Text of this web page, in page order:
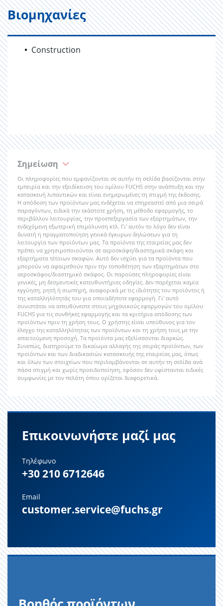
Βιομηχανίες
Construction
Σημείωση
Οι πληροφορίες που εμφανίζονται σε αυτήν τη σελίδα βασίζονται στην
εμπειρία και την εξειδίκευση του ομίλου FUCHS στην ανάπτυξη και την
κατασκευή λιπαντικών και είναι ενημερωμένες τη στιγμή της έκδοσης.
Η απόδοση των προϊόντων μας ενδέχεται να επηρεαστεί από μια σειρά
παραγόντων, ειδικά την εκάστοτε χρήση, τη μέθοδο εφαρμογής, το
περιβάλλον λειτουργίας, την προεπεξεργασία των εξαρτημάτων, την
ενδεχόμενη εξωτερική επιμόλυνση κτλ. Γι' αυτόν το λόγο δεν είναι
δυνατή η πραγματοποίηση γενικά έγκυρων δηλώσεων για τη
λειτουργία των προϊόντων μας. Τα προϊόντα της εταιρείας μας δεν
πρέπει να χρησιμοποιούνται σε αεροσκάφη/διαστημικά σκάφη και
εξαρτήματα τέτοιων σκαφών. Αυτό δεν ισχύει για τα προϊόντα που
μπορούν να αφαιρεθούν πριν την τοποθέτηση των εξαρτημάτων στο
αεροσκάφος/διαστημικό σκάφος. Οι παρούσες πληροφορίες είναι
γενικές, μη δεσμευτικές κατευθυντήριες οδηγίες. Δεν παρέχεται καμία
εγγύηση, ρητή ή σιωπηρή, αναφορικά με τις ιδιότητες του προϊόντος ή
της καταλληλότητάς του για οποιαδήποτε εφαρμογή. Γι' αυτό
συνιστάται να απευθύνεστε στους μηχανικούς εφαρμογών του ομίλου
FUCHS για τις συνθήκες εφαρμογής και τα κριτήρια απόδοσης των
προϊόντων πριν τη χρήση τους. Ο χρήστης είναι υπεύθυνος για τον
έλεγχο της καταλληλότητας των προϊόντων και τη χρήση τους με την
απαιτούμενη προσοχή. Τα προϊόντα μας εξελίσσονται διαρκώς.
Συνεπώς, διατηρούμε το δικαίωμα αλλαγής της σειράς προϊόντων, των
προϊόντων και των διαδικασιών κατασκευής της εταιρείας μας, όπως
και όλων των στοιχείων που περιλαμβάνονται σε αυτήν τη σελίδα ανά
πάσα στιγμή και χωρίς προειδοποίηση, εφόσον δεν υφίστανται ειδικές
συμφωνίες με τον πελάτη όπου ορίζεται διαφορετικά.
Επικοινωνήστε μαζί μας
Τηλέφωνο
+30 210 6712646
Email
customer.service@fuchs.gr